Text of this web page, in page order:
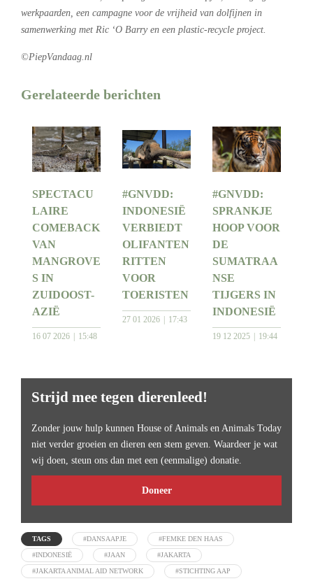
werkpaarden, een campagne voor de vrijheid van dolfijnen in
samenwerking met Ric ‘O Barry en een plastic-recycle project.
©PiepVandaag.nl
Gerelateerde berichten
SPECTACU
LAIRE
COMEBACK
VAN
MANGROVE
S IN
ZUIDOOST-
AZIË
16 07 2026 15:48
#GNVDD:
INDONESIË
VERBIEDT
OLIFANTEN
RITTEN
VOOR
TOERISTEN
27 01 2026 17:43
#GNVDD:
SPRANKJE
HOOP VOOR
DE
SUMATRAA
NSE
TIJGERS IN
INDONESIË
19 12 2025 19:44
Strijd mee tegen dierenleed!
Zonder jouw hulp kunnen House of Animals en Animals Today
niet verder groeien en dieren een stem geven. Waardeer je wat
wij doen, steun ons dan met een (eenmalige) donatie.
Doneer
TAGS #DANSAAPJE #FEMKE DEN HAAS
#INDONESIË #JAAN #JAKARTA
#JAKARTA ANIMAL AID NETWORK #STICHTING AAP